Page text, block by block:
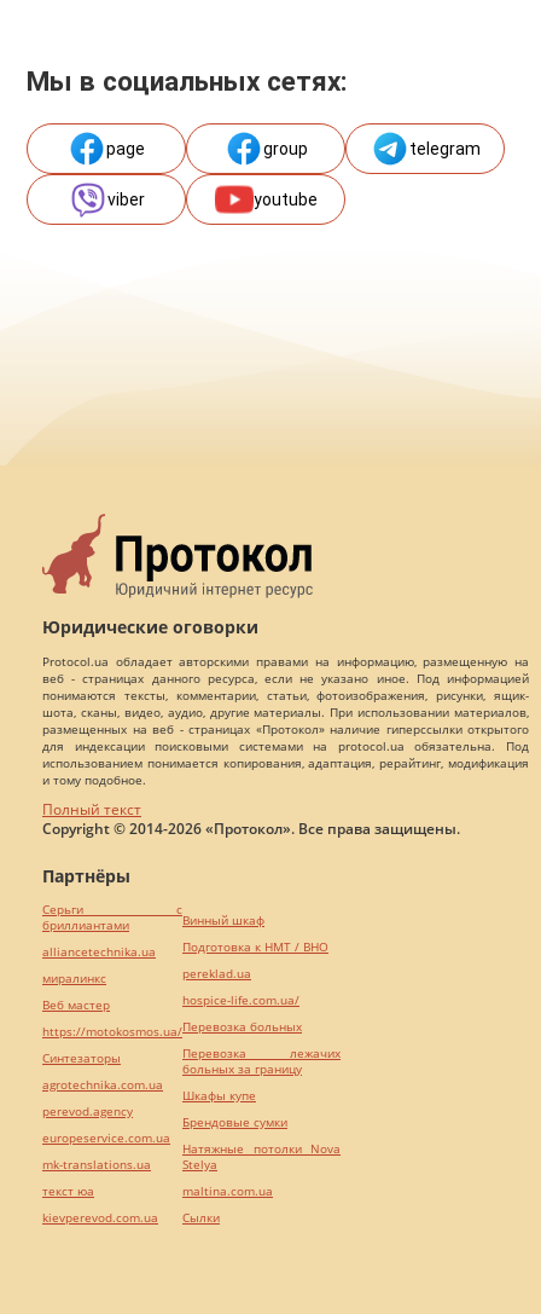
Мы в социальных сетях:
page group telegram
viber youtube
Юридические оговорки
Protocol.ua обладает авторскими правами на информацию, размещенную на
веб - страницах данного ресурса, если не указано иное. Под информацией
понимаются тексты, комментарии, статьи, фотоизображения, рисунки, ящик-
шота, сканы, видео, аудио, другие материалы. При использовании материалов,
размещенных на веб - страницах «Протокол» наличие гиперссылки открытого
для индексации поисковыми системами на protocol.ua обязательна. Под
использованием понимается копирования, адаптация, рерайтинг, модификация
и тому подобное.
Полный текст
Copyright © 2014-2026 «Протокол». Все права защищены.
Партнёры
Серьги с
бриллиантами
alliancetechnika.ua
миралинкс
Веб мастер
https://motokosmos.ua/
Синтезаторы
agrotechnika.com.ua
perevod.agency
europeservice.com.ua
mk-translations.ua
текст юа
kievperevod.com.ua
Винный шкаф
Подготовка к НМТ / ВНО
pereklad.ua
hospice-life.com.ua/
Перевозка больных
Перевозка лежачих
больных за границу
Шкафы купе
Брендовые сумки
Натяжные потолки Nova
Stelya
maltina.com.ua
Cылки